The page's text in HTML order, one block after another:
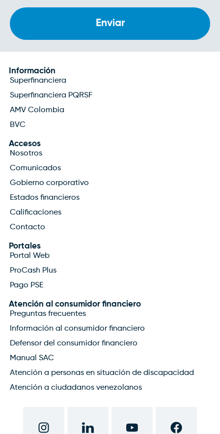
Información
Superfinanciera
Superfinanciera PQRSF
AMV Colombia
BVC
Accesos
Nosotros
Comunicados
Gobierno corporativo
Estados financieros
Calificaciones
Contacto
Portales
Portal Web
ProCash Plus
Pago PSE
Atención al consumidor financiero
Preguntas frecuentes
Información al consumidor financiero
Defensor del consumidor financiero
Manual SAC
Atención a personas en situación de discapacidad
Atención a ciudadanos venezolanos